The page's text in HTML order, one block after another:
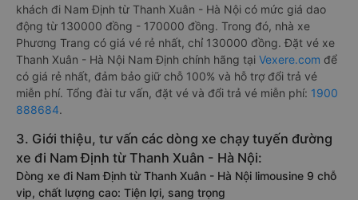
khách đi Nam Định từ Thanh Xuân - Hà Nội có mức giá dao
động từ 130000 đồng - 170000 đồng. Trong đó, nhà xe
Phương Trang có giá vé rẻ nhất, chỉ 130000 đồng. Đặt vé xe
Thanh Xuân - Hà Nội Nam Định chính hãng tại Vexere.com để
có giá rẻ nhất, đảm bảo giữ chỗ 100% và hỗ trợ đổi trả vé
miễn phí. Tổng đài tư vấn, đặt vé và đổi trả vé miễn phí: 1900
888684.
3. Giới thiệu, tư vấn các dòng xe chạy tuyến đường
xe đi Nam Định từ Thanh Xuân - Hà Nội:
Dòng xe đi Nam Định từ Thanh Xuân - Hà Nội limousine 9 chỗ
vip, chất lượng cao: Tiện lợi, sang trọng